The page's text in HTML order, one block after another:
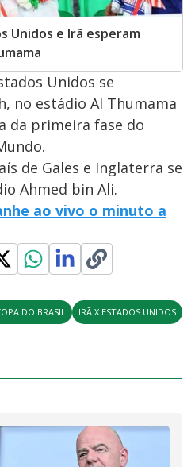
Unidos e Irã esperam
Unidos se
no estádio Al Thumama
da primeira fase do
de Gales e Inglaterra se
Ahmed bin Ali.
ao vivo o minuto a
DO BRASIL IRÃ X ESTADOS UNIDOS